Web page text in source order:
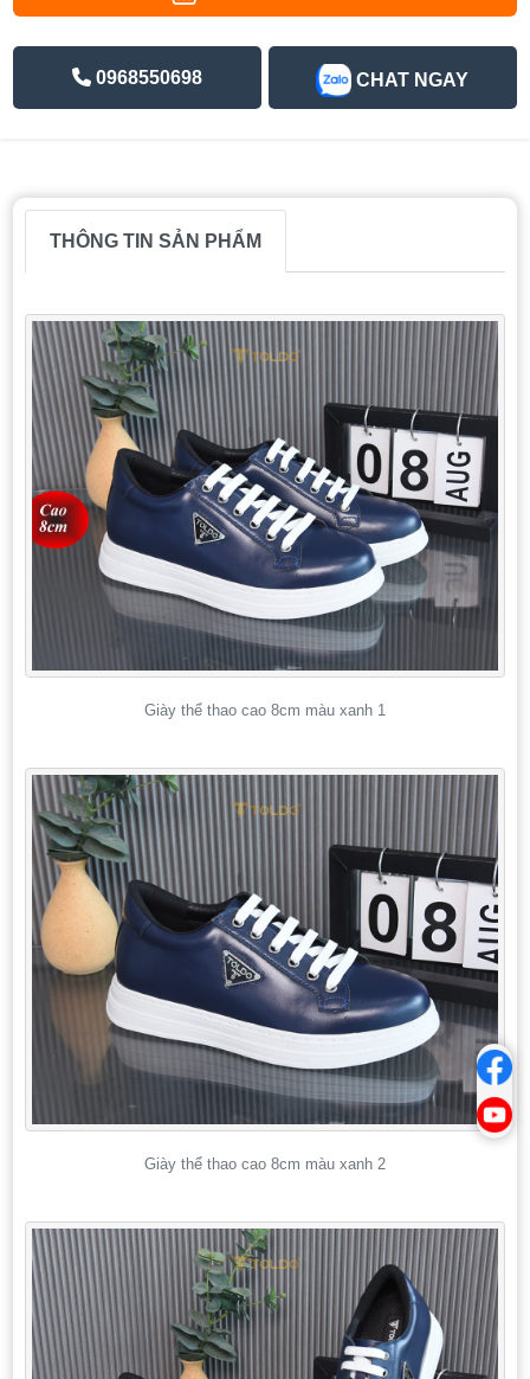
0968550698 CHAT NGAY
THÔNG TIN SẢN PHẨM
Giày thể thao cao 8cm màu xanh 1
Giày thể thao cao 8cm màu xanh 2